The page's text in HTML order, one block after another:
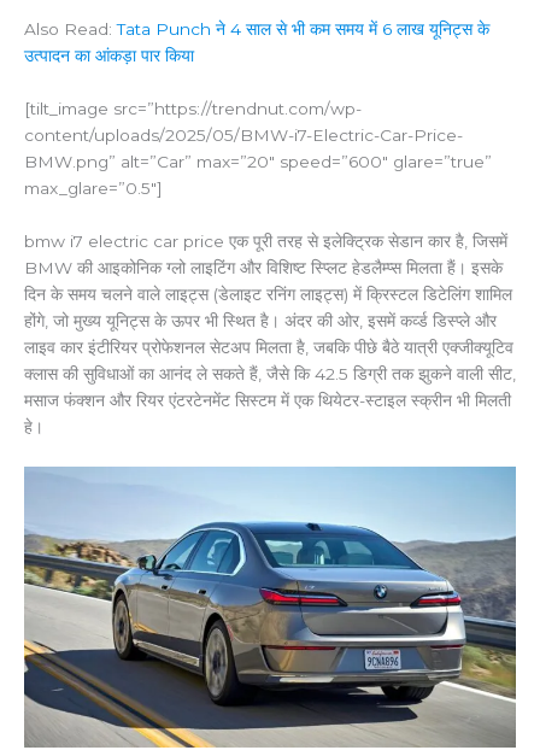
Also Read:Tata Punch ने 4 साल से भी कम समय में 6 लाख यूनिट्स के
उत्पादन का आंकड़ा पार किया
[tilt_image src=”https://trendnut.com/wp-
content/uploads/2025/05/BMW-i7-Electric-Car-Price-
BMW.png” alt=”Car” max=”20″ speed=”600″ glare=”true”
max_glare=”0.5″]
bmw i7 electric car price एक पूरी तरह से इलेक्ट्रिक सेडान कार है, जिसमें
BMW की आइकोनिक ग्लो लाइटिंग और विशिष्ट स्प्लिट हेडलैम्प्स मिलता हैं। इसके
दिन के समय चलने वाले लाइट्स (डेलाइट रनिंग लाइट्स) में क्रिस्टल डिटेलिंग शामिल
होंगे, जो मुख्य यूनिट्स के ऊपर भी स्थित है। अंदर की ओर, इसमें कर्व्ड डिस्प्ले और
लाइव कार इंटीरियर प्रोफेशनल सेटअप मिलता है, जबकि पीछे बैठे यात्री एक्जीक्यूटिव
क्लास की सुविधाओं का आनंद ले सकते हैं, जैसे कि 42.5 डिग्री तक झुकने वाली सीट,
मसाज फंक्शन और रियर एंटरटेनमेंट सिस्टम में एक थियेटर-स्टाइल स्क्रीन भी मिलती
हे।